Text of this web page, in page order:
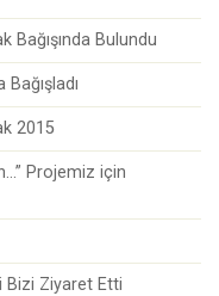
Bağışında Bulundu
2015
Projemiz için
Bizi Ziyaret Etti